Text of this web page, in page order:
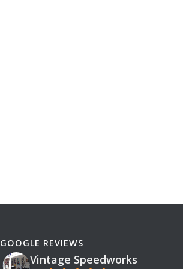
GOOGLE REVIEWS
Vintage Speedworks